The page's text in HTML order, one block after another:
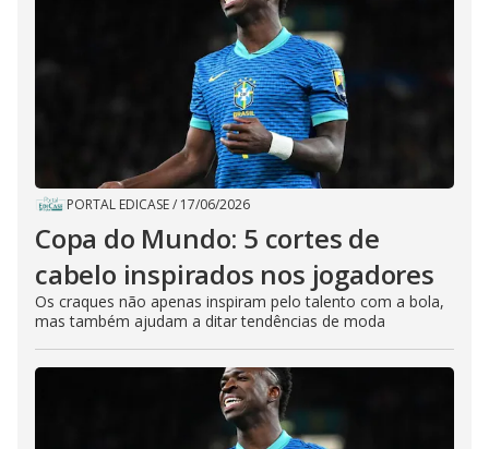
PORTAL EDICASE/ 17/06/2026
Copa do Mundo: 5 cortes de
cabelo inspirados nos jogadores
Os craques não apenas inspiram pelo talento com a bola,
mas também ajudam a ditar tendências de moda